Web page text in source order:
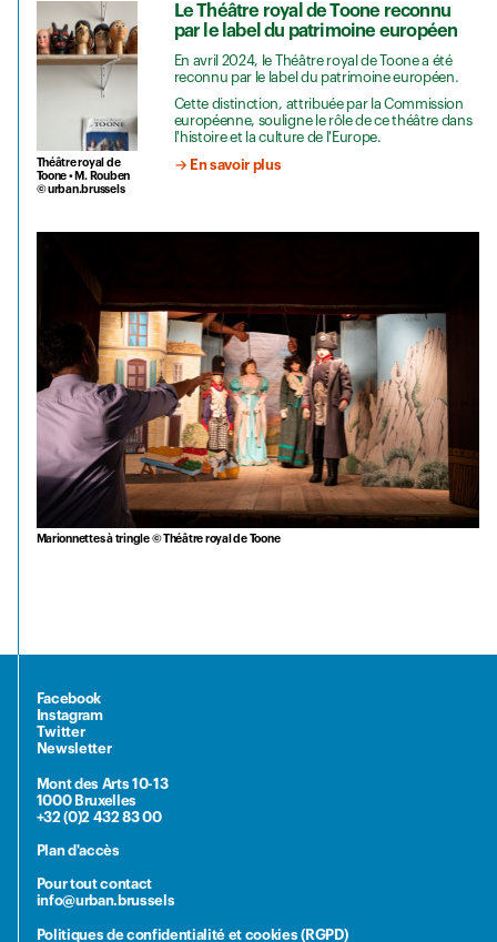
Théâtre royal de
Toone • M. Rouben
© urban.brussels
Le Théâtre royal de Toone reconnu
par le label du patrimoine européen
En avril 2024, le Théâtre royal de Toone a été
reconnu par le label du patrimoine européen.
Cette distinction, attribuée par la Commission
européenne, souligne le rôle de ce théâtre dans
l'histoire et la culture de l'Europe.
→ En savoir plus
Marionnettes à tringle © Théâtre royal de Toone
Facebook
Instagram
Twitter
Newsletter
Mont des Arts 10-13
1000 Bruxelles
+32 (0)2 432 83 00
Plan d'accès
Pour tout contact
info@urban.brussels
Politiques de confidentialité et cookies (RGPD)